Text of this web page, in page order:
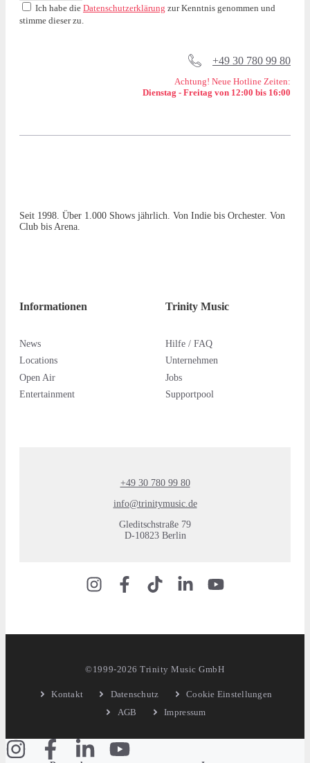
Ich habe die Datenschutzerklärung zur Kenntnis genommen und
stimme dieser zu.
+49 30 780 99 80
Achtung! Neue Hotline Zeiten:
Dienstag - Freitag von 12:00 bis 16:00
Seit 1998. Über 1.000 Shows jährlich. Von Indie bis Orchester. Von
Club bis Arena.
Informationen
News
Locations
Open Air
Entertainment
Trinity Music
Hilfe / FAQ
Unternehmen
Jobs
Supportpool
+49 30 780 99 80
info@trinitymusic.de
Gleditschstraße 79
D-10823 Berlin
©1999-2026 Trinity Music GmbH
Kontakt Datenschutz
Cookie Einstellungen
AGB
Impressum